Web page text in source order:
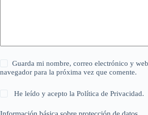
Guarda mi nombre, correo electrónico y
navegador para la próxima vez que comente.
He leído y acepto laPolítica de Privacidad.